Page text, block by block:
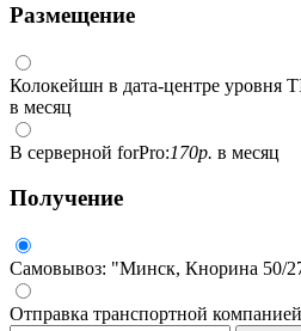
Размещение
Колокейшн в дата-центре уровня
в месяц
В серверной forPro:170р. в месяц
Получение
Самовывоз: "Минск, Кнорина 50/
Отправка транспортной